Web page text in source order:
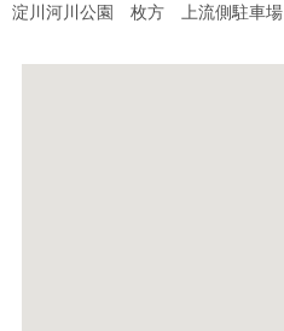
淀川河川公園 枚方 上流側駐車場